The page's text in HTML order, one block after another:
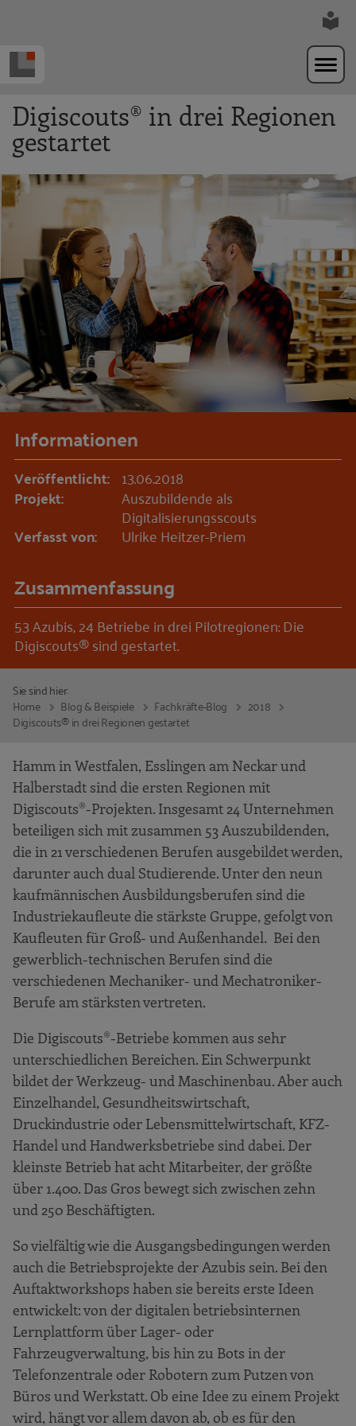
Digiscouts® in drei Regionen
gestartet
Informationen
Veröffentlicht: 13.06.2018
Projekt: Auszubildende als
Digitalisierungsscouts
Verfasst von: Ulrike Heitzer-Priem
Zusammenfassung
53 Azubis, 24 Betriebe in drei Pilotregionen: Die
Digiscouts® sind gestartet.
Sie sind hier:
Home
Blog & Beispiele Fachkräfte-Blog
2018
Digiscouts® in drei Regionen gestartet
Hamm in Westfalen, Esslingen am Neckar und
Halberstadt sind die ersten Regionen mit
Digiscouts®-Projekten. Insgesamt 24 Unternehmen
beteiligen sich mit zusammen 53 Auszubildenden,
die in 21 verschiedenen Berufen ausgebildet werden,
darunter auch dual Studierende. Unter den neun
kaufmännischen Ausbildungsberufen sind die
Industriekaufleute die stärkste Gruppe, gefolgt von
Kaufleuten für Groß- und Außenhandel. Bei den
gewerblich-technischen Berufen sind die
verschiedenen Mechaniker- und Mechatroniker-
Berufe am stärksten vertreten.
Die Digiscouts®-Betriebe kommen aus sehr
unterschiedlichen Bereichen. Ein Schwerpunkt
bildet der Werkzeug- und Maschinenbau. Aber auch
Einzelhandel, Gesundheitswirtschaft,
Druckindustrie oder Lebensmittelwirtschaft, KFZ-
Handel und Handwerksbetriebe sind dabei. Der
kleinste Betrieb hat acht Mitarbeiter, der größte
über 1.400. Das Gros bewegt sich zwischen zehn
und 250 Beschäftigten.
So vielfältig wie die Ausgangsbedingungen werden
auch die Betriebsprojekte der Azubis sein. Bei den
Auftaktworkshops haben sie bereits erste Ideen
entwickelt: von der digitalen betriebsinternen
Lernplattform über Lager- oder
Fahrzeugverwaltung, bis hin zu Bots in der
Telefonzentrale oder Robotern zum Putzen von
Büros und Werkstatt. Ob eine Idee zu einem Projekt
wird, hängt vor allem davon ab, ob es für den